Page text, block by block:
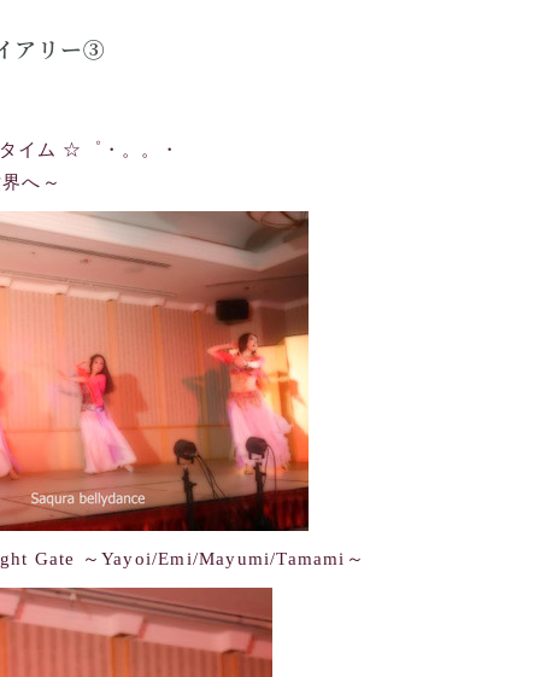
アリー③
イム ☆゜・。。・
へ～
Gate ～Yayoi/Emi/Mayumi/Tamami～